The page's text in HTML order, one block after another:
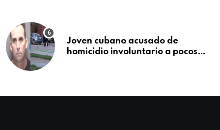
Joven cubano acusado de
homicidio involuntario a pocos